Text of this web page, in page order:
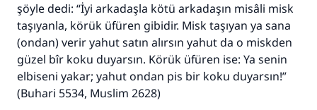
şöyle dedi: “İyi arkadaşla kötü arkadaşın misâli misk
taşıyanla, körük üfüren gibidir. Misk taşıyan ya sana
(ondan) verir yahut satın alırsın yahut da o miskden
güzel bîr koku duyarsın. Körük üfüren ise: Ya senin
elbiseni yakar; yahut ondan pis bir koku duyarsın!”
(Buhari 5534, Muslim 2628)